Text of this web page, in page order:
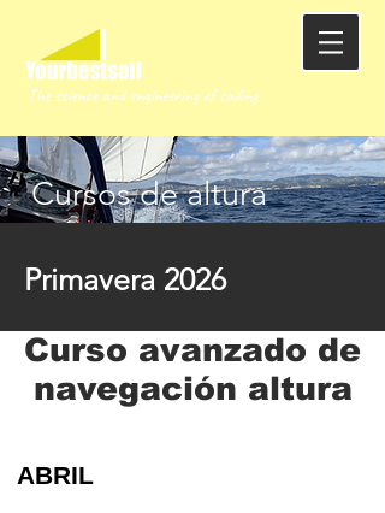
Cursos de altura
Primavera 2026
Curso avanzado de
navegación altura
ABRIL